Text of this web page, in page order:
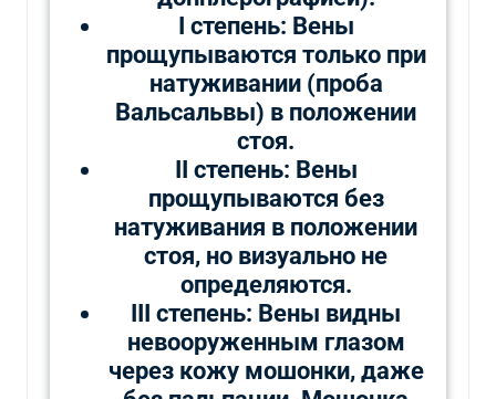
I степень: Вены
прощупываются только при
натуживании (проба
Вальсальвы) в положении
стоя.
II степень: Вены
прощупываются без
натуживания в положении
стоя, но визуально не
определяются.
III степень: Вены видны
невооруженным глазом
через кожу мошонки, даже